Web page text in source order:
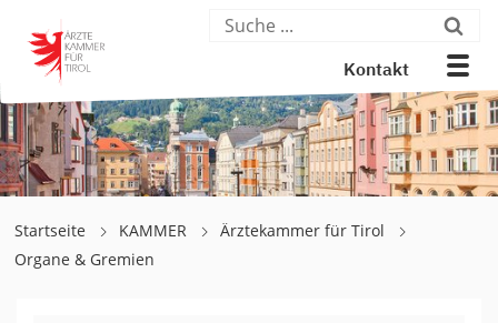
Kontakt
Startseite KAMMER
Ärztekammer für Tirol
Organe & Gremien